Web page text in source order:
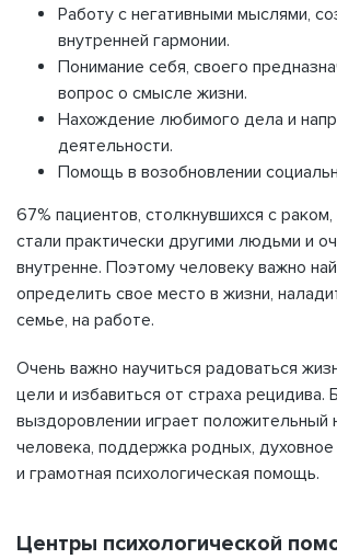
Работу с негативными мыслями,
внутренней гармонии.
Понимание себя, своего
вопрос о смысле жизни.
Нахождение любимого дела и
деятельности.
Помощь в возобновлении
67% пациентов, столкнувшихся с
стали практически другими людьми и
внутренне. Поэтому человеку важно
определить свое место в жизни,
семье, на работе.
Очень важно научиться радоваться
цели и избавиться от страха
выздоровлении играет положительный
человека, поддержка родных, духовное
и грамотная психологическая помощь.
Центры психологической